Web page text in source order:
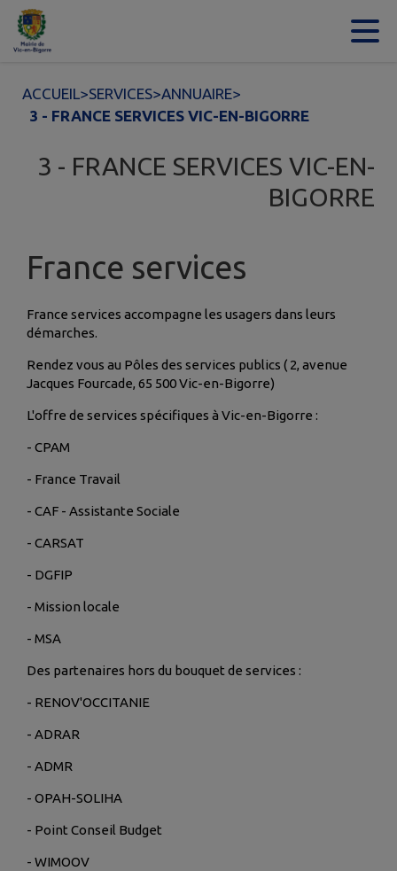
Contenu
ACCUEIL>SERVICES>ANNUAIRE>
3 - FRANCE SERVICES VIC-EN-BIGORRE
3 - FRANCE SERVICES VIC-EN-
BIGORRE
France services
France services accompagne les usagers dans leurs
démarches.
Rendez vous au Pôles des services publics ( 2, avenue
Jacques Fourcade, 65 500 Vic-en-Bigorre)
L'offre de services spécifiques à Vic-en-Bigorre :
- CPAM
- France Travail
- CAF - Assistante Sociale
- CARSAT
- DGFIP
- Mission locale
- MSA
Des partenaires hors du bouquet de services :
- RENOV'OCCITANIE
- ADRAR
- ADMR
- OPAH-SOLIHA
- Point Conseil Budget
- WIMOOV